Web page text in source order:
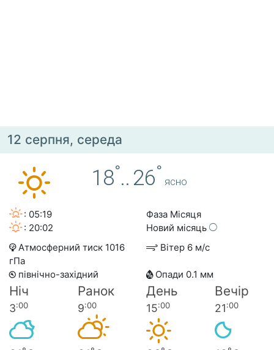
12 серпня, середа
18°.. 26°
ясно
: 05:19
: 20:02
Фаза Місяця
Новий місяць
Атмосферний тиск 1016
гПа
Вітер 6 м/с
північно-західний Опади 0.1 мм
Ніч Ранок День Вечір
3:00 9:00 15:00 21:00